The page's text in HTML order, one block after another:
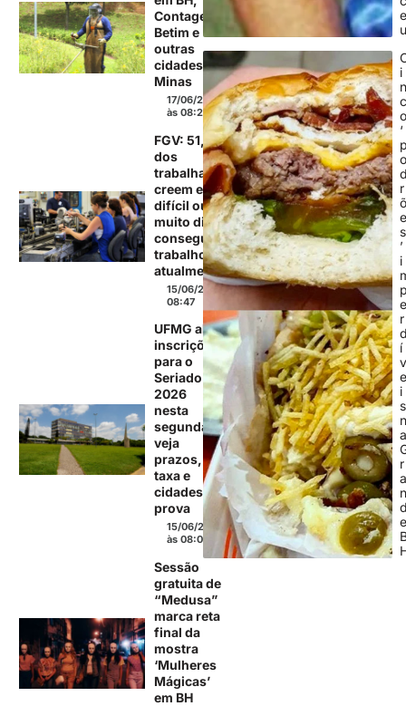
Contagem,
Betim e
outras
cidades de
Minas
17/06/2026
às 08:27
FGV: 51,2%
dos
trabalhadores
creem estar
difícil ou
muito difícil
conseguir
trabalho
atualmente
15/06/2026 às
08:47
UFMG abre
inscrições
para o
Seriado
2026
nesta
segunda;
veja
prazos,
taxa e
cidades de
prova
15/06/2026
às 08:06
Sessão
gratuita de
“Medusa”
marca reta
final da
mostra
‘Mulheres
Mágicas’
em BH
i
‘
r
s
’
i
r
í
i
s
r